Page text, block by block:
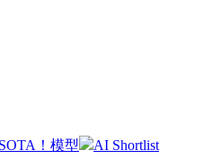
SOTA！模型
AI Shortlist